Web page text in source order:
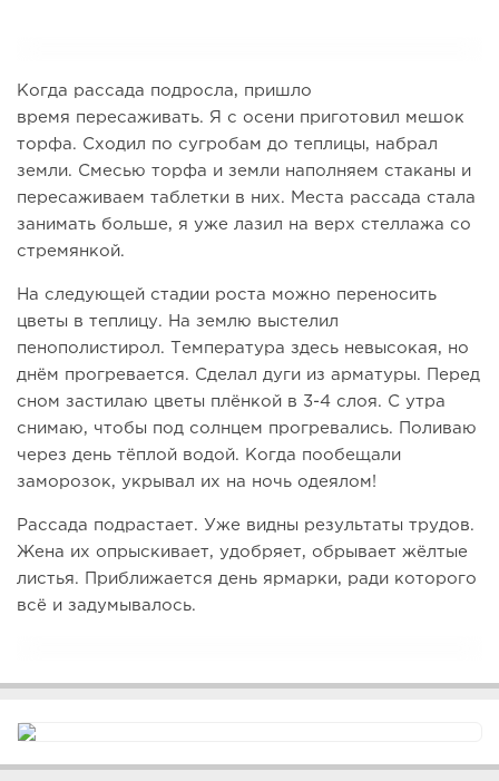
Когда рассада подросла, пришло
время пересаживать. Я с осени приготовил мешок
торфа. Сходил по сугробам до теплицы, набрал
земли. Смесью торфа и земли наполняем стаканы и
пересаживаем таблетки в них. Места рассада стала
занимать больше, я уже лазил на верх стеллажа со
стремянкой.
На следующей стадии роста можно переносить
цветы в теплицу. На землю выстелил
пенополистирол. Температура здесь невысокая, но
днём прогревается. Сделал дуги из арматуры. Перед
сном застилаю цветы плёнкой в 3-4 слоя. С утра
снимаю, чтобы под солнцем прогревались. Поливаю
через день тёплой водой. Когда пообещали
заморозок, укрывал их на ночь одеялом!
Рассада подрастает. Уже видны результаты трудов.
Жена их опрыскивает, удобряет, обрывает жёлтые
листья. Приближается день ярмарки, ради которого
всё и задумывалось.